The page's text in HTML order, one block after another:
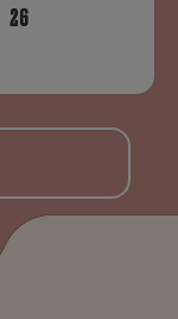
26